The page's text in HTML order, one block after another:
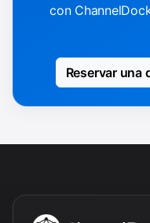
con
Reservar una